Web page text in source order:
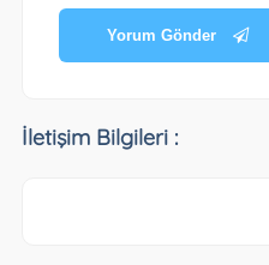
Yorum Gönder
İletişim Bilgileri :